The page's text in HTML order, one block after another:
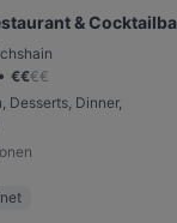
&
• €€€€
Desserts, Dinner,